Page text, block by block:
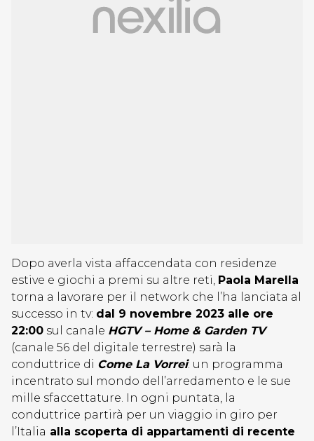
Dopo averla vista affaccendata con residenze
estive e giochi a premi su altre reti, Paola Marella
torna a lavorare per il network che l’ha lanciata al
successo in tv: dal 9 novembre 2023 alle ore
22:00 sul canale HGTV – Home & Garden TV
(canale 56 del digitale terrestre) sarà la
conduttrice di Come La Vorrei: un programma
incentrato sul mondo dell’arredamento e le sue
mille sfaccettature. In ogni puntata, la
conduttrice partirà per un viaggio in giro per
l’Italia alla scoperta di appartamenti di recente